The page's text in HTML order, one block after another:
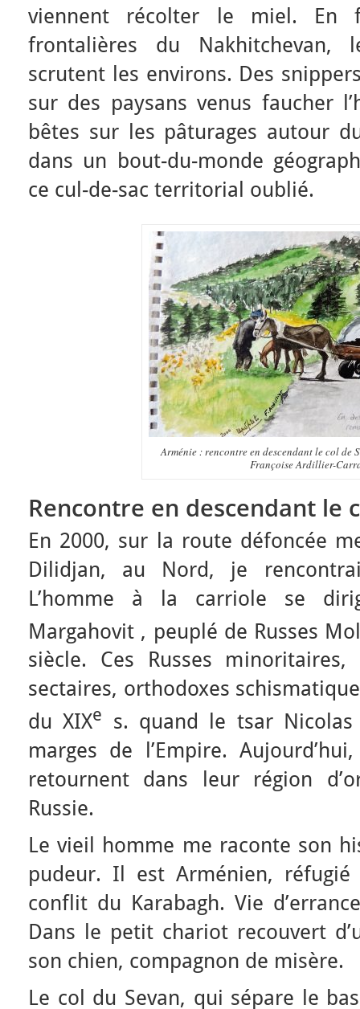
viennent récolter le miel. En
frontalières du Nakhitchevan,
scrutent les environs. Des
sur des paysans venus faucher
bêtes sur les pâturages autour
dans un bout-du-monde
ce cul-de-sac territorial oublié.
Arménie : rencontre en descendant le col de
Françoise Ardillier-
Rencontre en descendant le
En 2000, sur la route défoncée
Dilidjan, au Nord, je
L’homme à la carriole se
Margahovit , peuplé de Russes
siècle. Ces Russes
sectaires, orthodoxes
du XIXe
s. quand le tsar
marges de l’Empire.
retournent dans leur région
Russie.
Le vieil homme me raconte son
pudeur. Il est Arménien, réfugié
conflit du Karabagh. Vie
Dans le petit chariot recouvert
son chien, compagnon de misère.
Le col du Sevan, qui sépare le